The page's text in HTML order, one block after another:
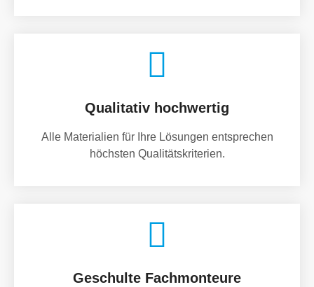
Qualitativ hochwertig
Alle Materialien für Ihre Lösungen entsprechen
höchsten Qualitätskriterien.
Geschulte Fachmonteure